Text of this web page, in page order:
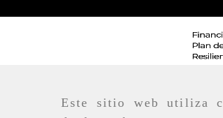
Este sitio web utiliza